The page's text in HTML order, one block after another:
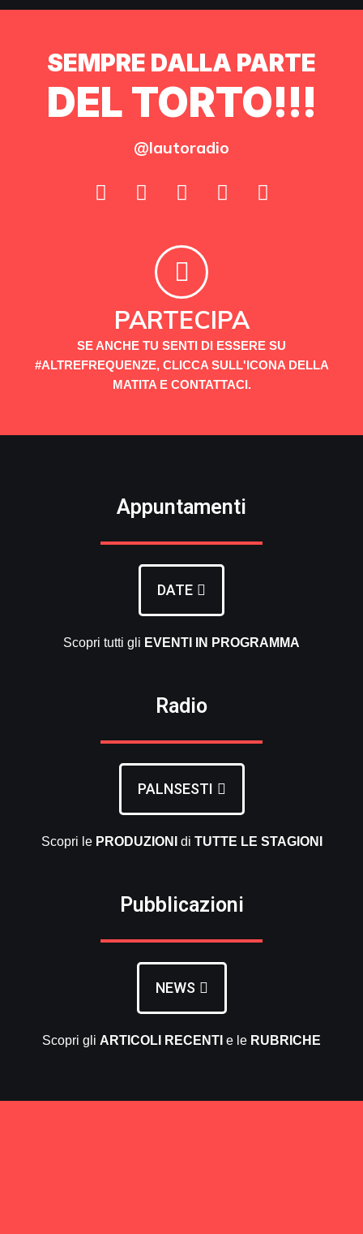
SEMPRE DALLA PARTE
DEL TORTO!!!
@lautoradio
PARTECIPA
SE ANCHE TU SENTI DI ESSERE SU
#ALTREFREQUENZE, CLICCA SULL'ICONA DELLA
MATITA E CONTATTACI.
Appuntamenti
DATE
Scopri tutti gli EVENTI IN PROGRAMMA
Radio
PALNSESTI
Scopri le PRODUZIONI di TUTTE LE STAGIONI
Pubblicazioni
NEWS
Scopri gli ARTICOLI RECENTI e le RUBRICHE